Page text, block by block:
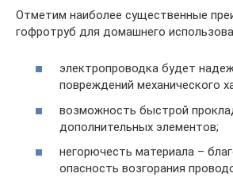
Отметим наиболее существенные
гофротруб для домашнего
электропроводка будет
повреждений механического
возможность быстрой
дополнительных элементов;
негорючесть материала –
опасность возгорания